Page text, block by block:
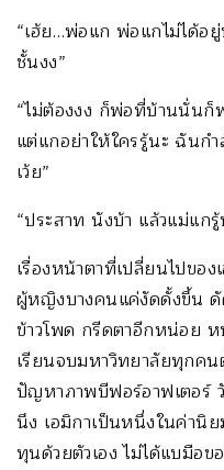
“เฮ้ย…พ่อแก พ่อแกไม่ได้อยู่
ชั้นงง”
“ไม่ต้องงง ก็พ่อที่บ้านนั่นก็
แต่แกอย่าให้ใครรู้นะ ฉันก
เว้ย”
“ประสาท นังบ้า แล้วแม่แกรู้
เรื่องหน้าตาที่เปลี่ยนไปขอ
ผู้หญิงบางคนแค่งัดดั้งขึ้น ดั
ข้าวโพด กรีดตาอีกหน่อย
เรียนจบมหาวิทยาลัยทุกค
ปัญหาภาพบีฟอร์อาฟเตอร์
นึง เอมิกาเป็นหนึ่งในค่านิ
ทุนด้วยตัวเอง ไม่ได้แบมือข